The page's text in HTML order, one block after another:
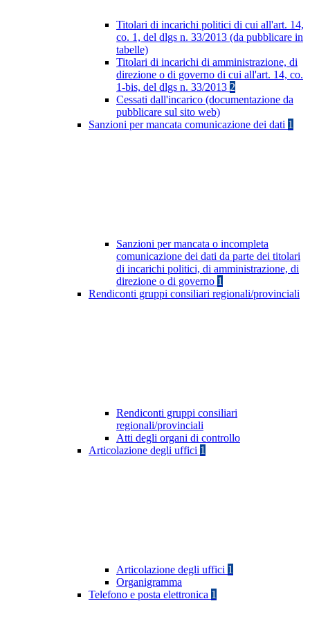
Titolari di incarichi politici di cui all'art. 14,
co. 1, del dlgs n. 33/2013 (da pubblicare in
tabelle)
Titolari di incarichi di amministrazione, di
direzione o di governo di cui all'art. 14, co.
1-bis, del dlgs n. 33/2013 2
Cessati dall'incarico (documentazione da
pubblicare sul sito web)
Sanzioni per mancata comunicazione dei dati 1
Sanzioni per mancata o incompleta
comunicazione dei dati da parte dei titolari
di incarichi politici, di amministrazione, di
direzione o di governo 1
Rendiconti gruppi consiliari regionali/provinciali
Rendiconti gruppi consiliari
regionali/provinciali
Atti degli organi di controllo
Articolazione degli uffici 1
Articolazione degli uffici 1
Organigramma
Telefono e posta elettronica 1